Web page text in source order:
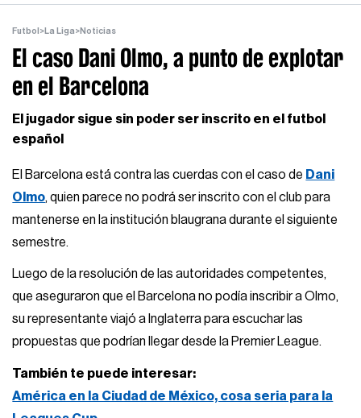
Futbol >La Liga>Noticias
El caso Dani Olmo, a punto de explotar
en el Barcelona
El jugador sigue sin poder ser inscrito en el futbol
español
El Barcelona está contra las cuerdas con el caso de Dani
Olmo, quien parece no podrá ser inscrito con el club para
mantenerse en la institución blaugrana durante el siguiente
semestre.
Luego de la resolución de las autoridades competentes,
que aseguraron que el Barcelona no podía inscribir a Olmo,
su representante viajó a Inglaterra para escuchar las
propuestas que podrían llegar desde la Premier League.
También te puede interesar:
América en la Ciudad de México, cosa seria para la